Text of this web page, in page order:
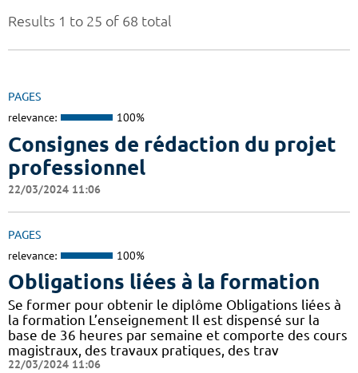
Results 1 to 25 of 68 total
PAGES
relevance: 100%
Consignes de rédaction du projet
professionnel
22/03/2024 11:06
PAGES
relevance: 100%
Obligations liées à la formation
Se former pour obtenir le diplôme Obligations liées à
la formation L’enseignement Il est dispensé sur la
base de 36 heures par semaine et comporte des cours
magistraux, des travaux pratiques, des trav
22/03/2024 11:06